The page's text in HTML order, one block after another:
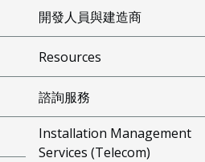
開發人員與建造商
Resources
諮詢服務
Installation Management
Services (Telecom)